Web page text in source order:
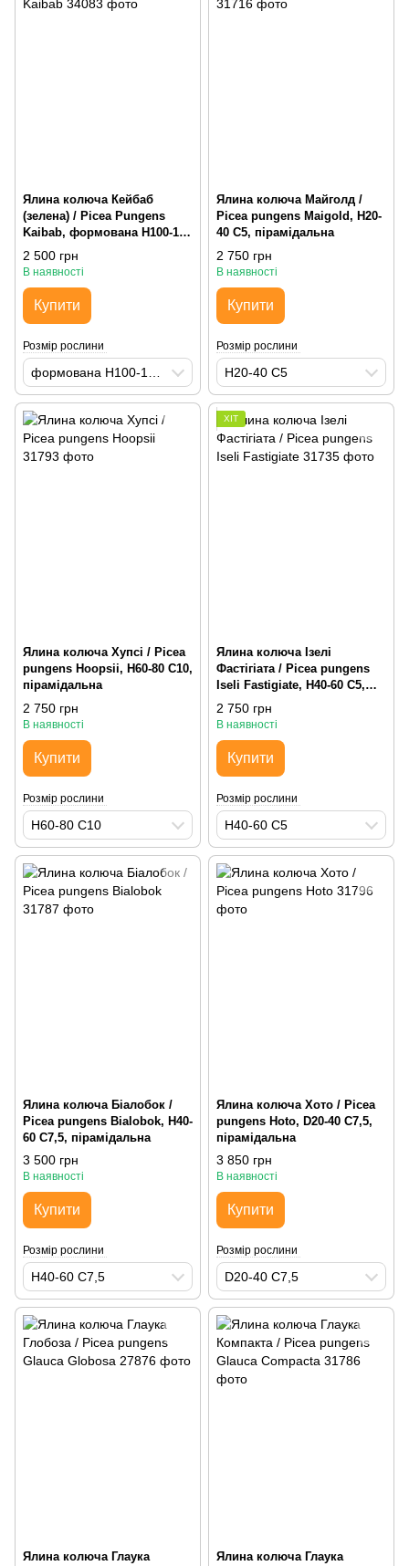
Ялина колюча Кейбаб
(зелена) / Picea Pungens
Kaibab, формована H100-125
WRB, пірамідальна, 1 метр
2 500 грн
В наявності
Купити
Розмір рослини
Ялина колюча Майголд /
Picea pungens Maigold, H20-
40 С5, пірамідальна
2 750 грн
В наявності
Купити
Розмір рослини
H20-40 С5
Ялина колюча Хупсі / Picea
pungens Hoopsii, H60-80 С10,
пірамідальна
2 750 грн
В наявності
Купити
Розмір рослини
H60-80 С10
ХІТ
Ялина колюча Ізелі
Фастігіата / Picea pungens
Iseli Fastigiate, H40-60 С5,
вертикально зростаюча
2 750 грн
В наявності
Купити
Розмір рослини
H40-60 С5
Ялина колюча Біалобок /
Picea pungens Bialobok, H40-
60 С7,5, пірамідальна
3 500 грн
В наявності
Купити
Розмір рослини
H40-60 С7,5
Ялина колюча Хото / Picea
pungens Hoto, D20-40 С7,5,
пірамідальна
3 850 грн
В наявності
Купити
Розмір рослини
D20-40 С7,5
Ялина колюча Глаука Ялина колюча Глаука